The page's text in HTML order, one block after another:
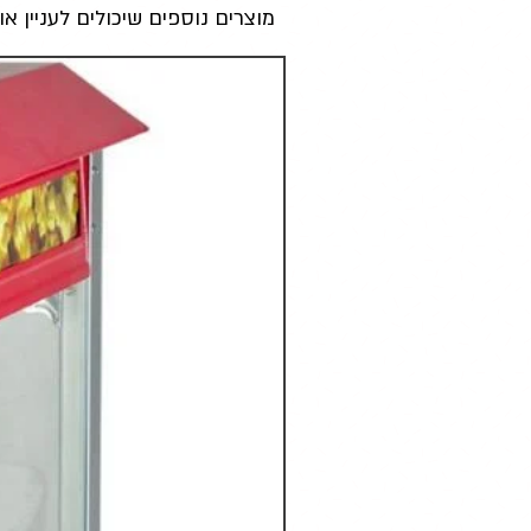
מוצרים נוספים שיכולים לעניין